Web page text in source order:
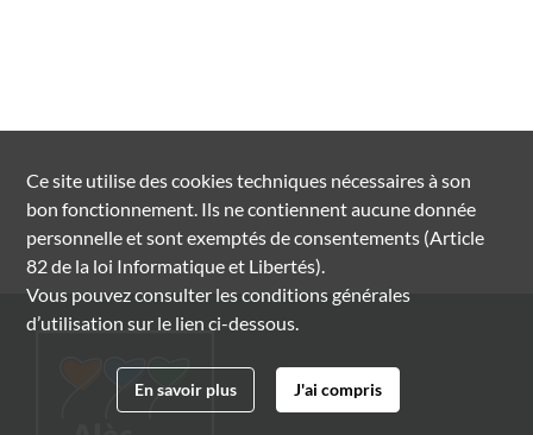
Ce site utilise descookiestechniques nécessaires à son
bon fonctionnement. Ils ne contiennent aucune donnée
personnelle et sont exemptés de consentements (Article
82 de la loi Informatique et Libertés).
Vous pouvez consulter les conditions générales
d’utilisation sur le lien ci-dessous.
En savoir plus J'ai compris